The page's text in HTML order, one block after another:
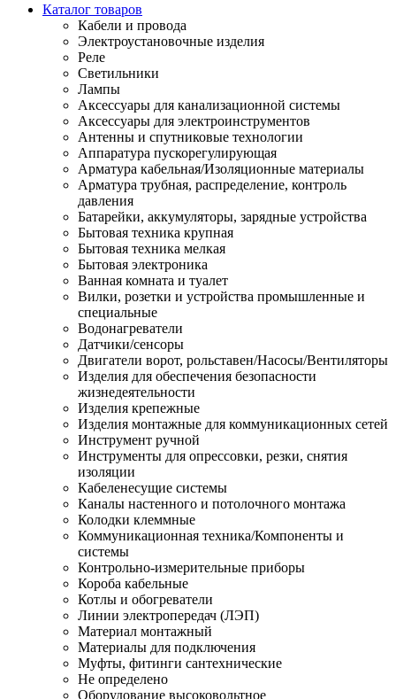
Каталог товаров
Кабели и провода
Электроустановочные изделия
Реле
Светильники
Лампы
Аксессуары для канализационной системы
Аксессуары для электроинструментов
Антенны и спутниковые технологии
Аппаратура пускорегулирующая
Арматура кабельная/Изоляционные материалы
Арматура трубная, распределение, контроль
давления
Батарейки, аккумуляторы, зарядные устройства
Бытовая техника крупная
Бытовая техника мелкая
Бытовая электроника
Ванная комната и туалет
Вилки, розетки и устройства промышленные и
специальные
Водонагреватели
Датчики/сенсоры
Двигатели ворот, рольставен/Насосы/Вентиляторы
Изделия для обеспечения безопасности
жизнедеятельности
Изделия крепежные
Изделия монтажные для коммуникационных сетей
Инструмент ручной
Инструменты для опрессовки, резки, снятия
изоляции
Кабеленесущие системы
Каналы настенного и потолочного монтажа
Колодки клеммные
Коммуникационная техника/Компоненты и
системы
Контрольно-измерительные приборы
Короба кабельные
Котлы и обогреватели
Линии электропередач (ЛЭП)
Материал монтажный
Материалы для подключения
Муфты, фитинги сантехнические
Не определено
Оборудование высоковольтное